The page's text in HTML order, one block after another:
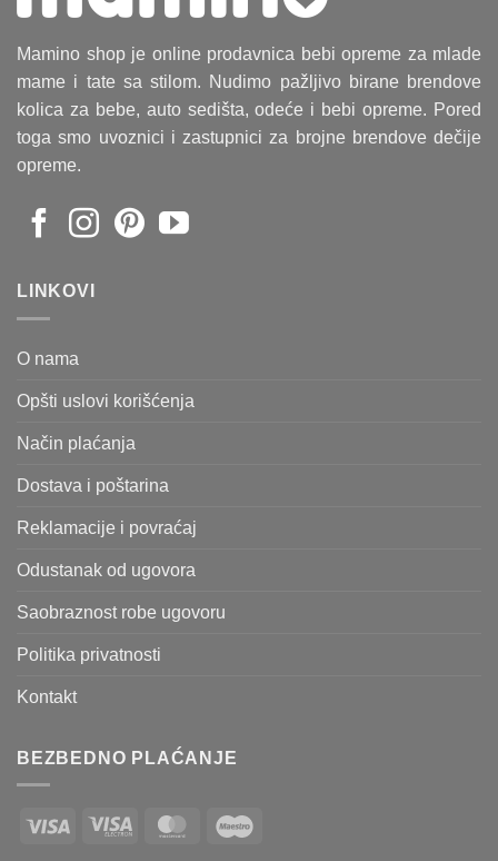
Mamino shop je online prodavnica bebi opreme za mlade
mame i tate sa stilom. Nudimo pažljivo birane brendove
kolica za bebe, auto sedišta, odeće i bebi opreme. Pored
toga smo uvoznici i zastupnici za brojne brendove dečije
opreme.
LINKOVI
O nama
Opšti uslovi korišćenja
Način plaćanja
Dostava i poštarina
Reklamacije i povraćaj
Odustanak od ugovora
Saobraznost robe ugovoru
Politika privatnosti
Kontakt
BEZBEDNO PLAĆANJE
Visa
Visa
MasterCard